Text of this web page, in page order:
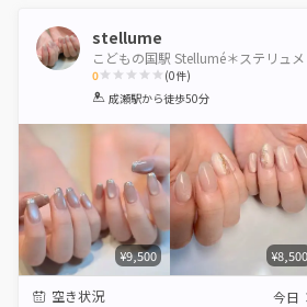
stellume
こどもの国駅 Stellumé＊ステリュメ
0
1 2 3 4 5
(0件)
成瀬駅から徒歩50分
¥9,500 ¥8,500
空き状況 今日